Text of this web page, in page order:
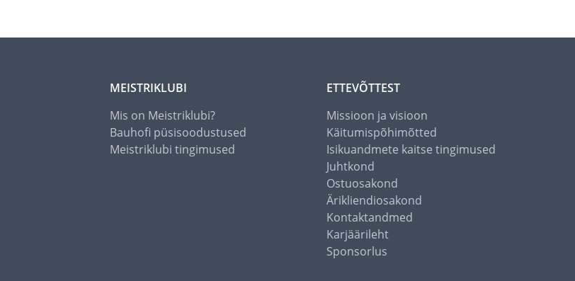
MEISTRIKLUBI
Mis on Meistriklubi?
Bauhofi püsisoodustused
Meistriklubi tingimused
ETTEVÕTTEST
Missioon ja visioon
Käitumispõhimõtted
Isikuandmete kaitse tingimused
Juhtkond
Ostuosakond
Ärikliendiosakond
Kontaktandmed
Karjäärileht
Sponsorlus